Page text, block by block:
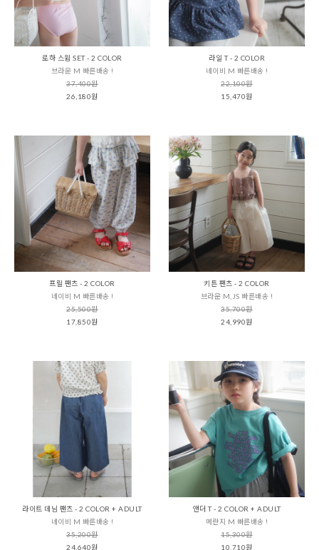
로하 스윔 SET - 2 COLOR
브라운 M 빠른배송 !
37,400원
26,180원
라일 T - 2 COLOR
네이비 M 빠른배송 !
22,100원
15,470원
프릴 팬츠 - 2 COLOR
네이비 M 빠른배송 !
25,500원
17,850원
키튼 팬츠 - 2 COLOR
브라운 M,JS 빠른배송 !
35,700원
24,990원
라이트 데님 팬츠 - 2 COLOR + ADULT
네이비 M 빠른배송 !
35,200원
24,640원
앤더 T - 2 COLOR + ADULT
메란지 M 빠른배송 !
15,300원
10,710원